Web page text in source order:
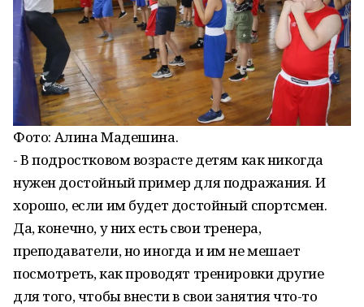
Фото: Алина Мадешина.
- В подростковом возрасте детям как никогда
нужен достойный пример для подражания. И
хорошо, если им будет достойный спортсмен.
Да, конечно, у них есть свои тренера,
преподаватели, но иногда и им не мешает
посмотреть, как проводят тренировки другие
для того, чтобы внести в свои занятия что-то